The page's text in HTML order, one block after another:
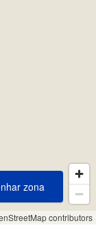
contributors
Desenhar zona
zona